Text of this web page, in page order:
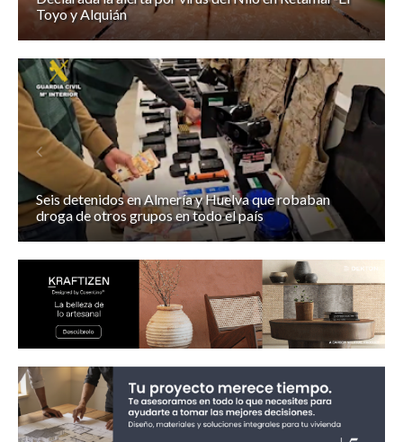
Toyo y Alquián
Seis detenidos en Almería y Huelva que robaban
droga de otros grupos en todo el país